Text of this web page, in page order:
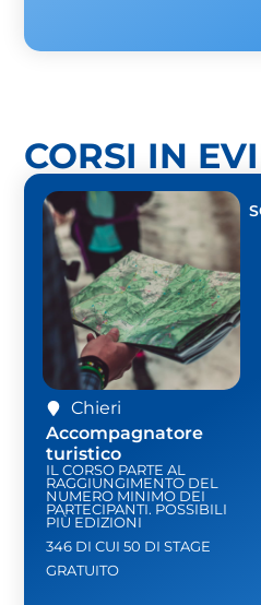
CORSI IN
Chieri
Accompagnatore
turistico
IL CORSO PARTE AL
RAGGIUNGIMENTO DEL
NUMERO MINIMO DEI
PARTECIPANTI. POSSIBILI
PIÙ EDIZIONI
346 DI CUI 50 DI STAGE
GRATUITO